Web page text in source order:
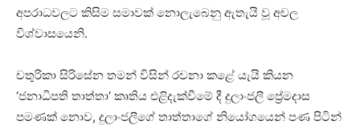
අපරාධවලට කිසිම සමාවක් නොලැබෙනු ඇතැයි වූ අචල
විශ්වාසයෙනි.
චතුරිකා සිරිසේන තමන් විසින් රචනා කළේ යැයි කියන
‘ජනාධිපති තාත්තා‘ කෘතිය එළිදැක්වීමේ දී දුලාංජලී ප්‍රේමදාස
පමණක් නොව, දුලාංජලීගේ තාත්තාගේ නියෝගය‍ෙන් පණ පිටින්